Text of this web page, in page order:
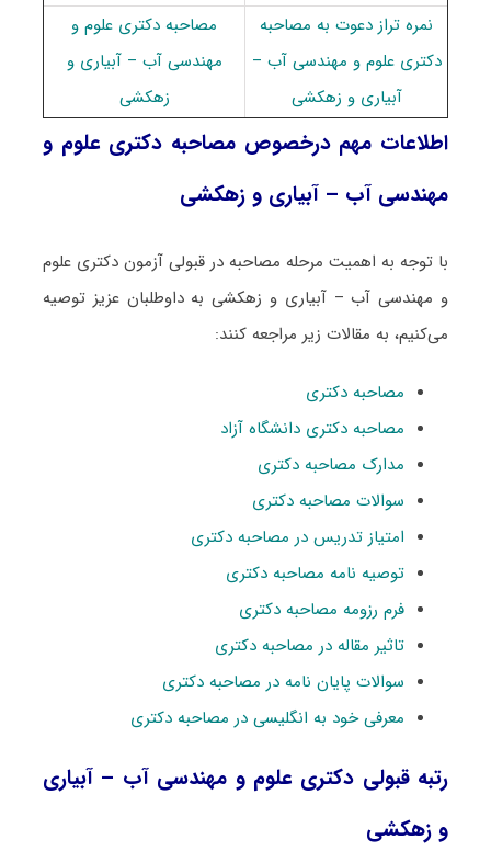
نمره تراز دعوت به مصاحبه
دکتری ﻋﻠﻮم و ﻣﻬﻨﺪسی آب –
آبیاری و زهکشی
مصاحبه دکتری ﻋﻠﻮم و
ﻣﻬﻨﺪسی آب – آبیاری و
زهکشی
اطلاعات مهم درخصوص مصاحبه دکتری ﻋﻠﻮم و
ﻣﻬﻨﺪسی آب – آبیاری و زهکشی
با توجه به اهمیت مرحله مصاحبه در قبولی آزمون دکتری ﻋﻠﻮم
و ﻣﻬﻨﺪسی آب – آبیاری و زهکشی به داوطلبان عزیز توصیه
می‌کنیم، به مقالات زیر مراجعه کنند:
مصاحبه دکتری
مصاحبه دکتری دانشگاه آزاد
مدارک مصاحبه دکتری
سوالات مصاحبه دکتری
امتیاز تدریس در مصاحبه دکتری
توصیه نامه مصاحبه دکتری
فرم رزومه مصاحبه دکتری
تاثیر مقاله در مصاحبه دکتری
سوالات پایان نامه در مصاحبه دکتری
معرفی خود به انگلیسی در مصاحبه دکتری
رتبه قبولی دکتری ﻋﻠﻮم و ﻣﻬﻨﺪسی آب – آبیاری
و زهکشی